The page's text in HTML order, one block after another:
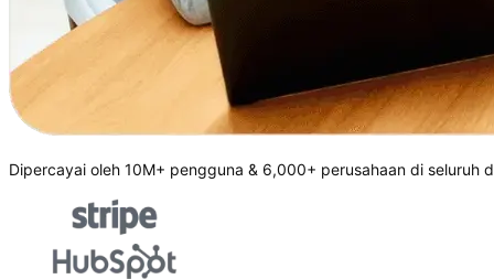
Dipercayai oleh 10M+ pengguna & 6,000+ perusahaan di seluruh